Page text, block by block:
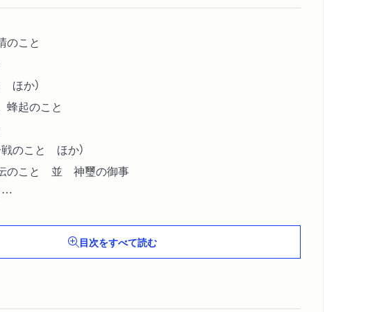
のこと
ほか）
蜂起のこと
のこと ほか）
伝のこと 並 神璽の御事
目次をすべて読む